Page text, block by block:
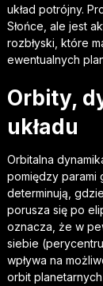
układ potrójny.
Słońce, ale jest
rozbłyski, które
ewentualnych
Orbity,
układu
Orbitalna
pomiędzy parami
determinują,
porusza się po
oznacza, że w
siebie
wpływa na
orbit